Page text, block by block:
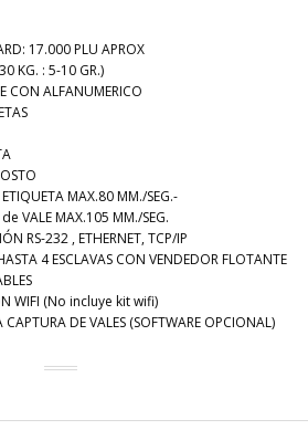
17.000 PLU APROX
KG. : 5-10 GR.)
CON ALFANUMERICO
MAX.80 MM./SEG.-
VALE MAX.105 MM./SEG.
RS-232 , ETHERNET, TCP/IP
4 ESCLAVAS CON VENDEDOR FLOTANTE
WIFI (No incluye kit wifi)
DE VALES (SOFTWARE OPCIONAL)